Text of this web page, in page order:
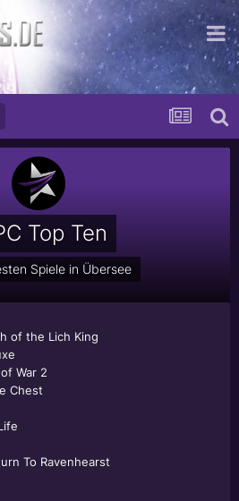
Top Ten
Spiele in Übersee
of the Lich King
War 2
Chest
To Ravenhearst